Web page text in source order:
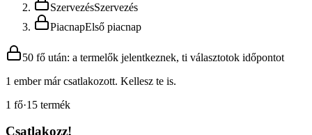
SzervezésSzervezés
PiacnapElső piacnap
50 fő után: a termelők jelentkeznek, ti választotok időpontot
1 ember már csatlakozott. Kellesz te is.
1 fő·15 termék
Csatlakozz!